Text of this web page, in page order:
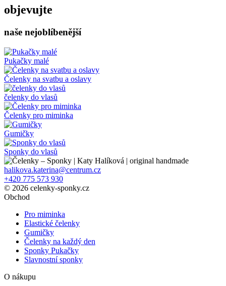
objevujte
naše nejoblíbenější
Pukačky malé
Čelenky na svatbu a oslavy
čelenky do vlasů
Čelenky pro miminka
Gumičky
Sponky do vlasů
halikova.katerina@centrum.cz
+420 775 573 930
© 2026 celenky-sponky.cz
Obchod
Pro miminka
Elastické čelenky
Gumičky
Čelenky na každý den
Sponky Pukačky
Slavnostní sponky
O nákupu